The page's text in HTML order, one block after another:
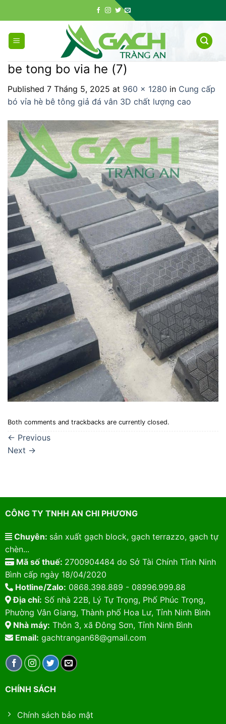
to
content
be tong bo via he (7)
Published 7 Tháng 5, 2025 at 960 × 1280 in Cung cấp
bó vỉa hè bê tông giả đá vân 3D chất lượng cao
Both comments and trackbacks are currently closed.
← Previous
Next →
CÔNG TY TNHH AN CHI PHƯƠNG
Chuyên: sản xuất gạch block, gạch terrazzo, gạch tự
chèn...
Mã số thuế: 2700904484 do Sở Tài Chính Tỉnh Ninh
Bình cấp ngày 18/04/2020
Hotline/Zalo: 0868.398.889 - 08996.999.88
Địa chỉ: Số nhà 22B, Lý Tự Trọng, Phố Phúc Trọng,
Phường Vân Giang, Thành phố Hoa Lư, Tỉnh Ninh Bình
Nhà máy: Thôn 3, xã Đông Sơn, Tỉnh Ninh Bình
Email: gachtrangan68@gmail.com
CHÍNH SÁCH
Chính sách bảo mật